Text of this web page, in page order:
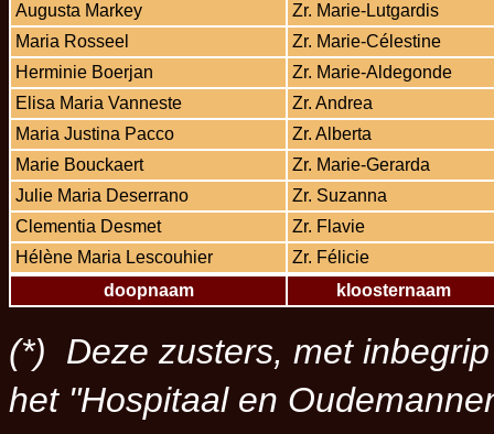
Augusta Markey
Zr. Marie-Lutgardis
Maria Rosseel
Zr. Marie-Célestine
Herminie Boerjan
Zr. Marie-Aldegonde
Elisa Maria Vanneste
Zr. Andrea
Maria Justina Pacco
Zr. Alberta
Marie Bouckaert
Zr. Marie-Gerarda
Julie Maria Deserrano
Zr. Suzanna
Clementia Desmet
Zr. Flavie
Hélène Maria Lescouhier
Zr. Félicie
doopnaam
kloosternaam
(*) Deze zusters, met
het "Hospitaal en